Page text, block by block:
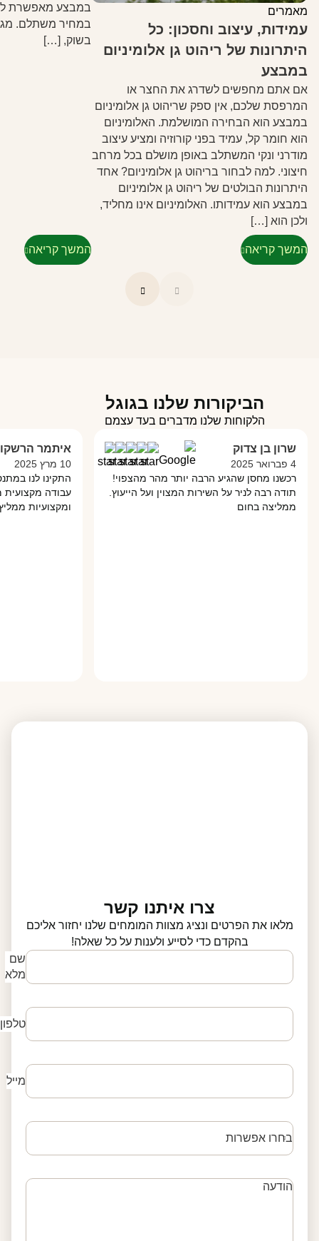
מאמרים
עמידות, עיצוב וחסכון: כל
היתרונות של ריהוט גן אלומיניום
במבצע
אם אתם מחפשים לשדרג את החצר או
המרפסת שלכם, אין ספק שריהוט גן אלומיניום
במבצע הוא הבחירה המושלמת. האלומיניום
הוא חומר קל, עמיד בפני קורוזיה ומציע עיצוב
מודרני ונקי המשתלב באופן מושלם בכל מרחב
חיצוני. למה לבחור בריהוט גן אלומיניום? אחד
היתרונות הבולטים של ריהוט גן אלומיניום
במבצע הוא עמידותו. האלומיניום אינו מחליד,
ולכן הוא […]
המשך קריאה
במבצע מאפשרת
במחיר משתלם.
בשוק, […]
המשך קריאה
הביקורות שלנו בגוגל
הלקוחות שלנו מדברים בעד עצמם
שרון בן צדוק
רכשנו מחסן שהגיע הרבה יותר מהר מהצפוי!
תודה רבה לניר על השירות המצוין ועל הייעוץ.
ממליצה בחום
איתמר הרשקו
10 מרץ 2025
התקינו לנו
עבודה מקצועית
ומקצועיות ממליץ
צרו איתנו קשר
מלאו את הפרטים ונציג מצוות המומחים שלנו יחזור אליכם
בהקדם כדי לסייע ולענות על כל שאלה!
שם
מלא
טלפון
מייל